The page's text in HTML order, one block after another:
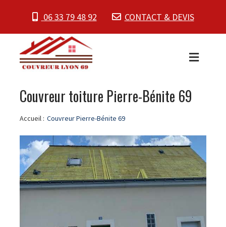
06 33 79 48 92 CONTACT & DEVIS
Couvreur toiture Pierre-Bénite 69
Accueil : Couvreur Pierre-Bénite 69